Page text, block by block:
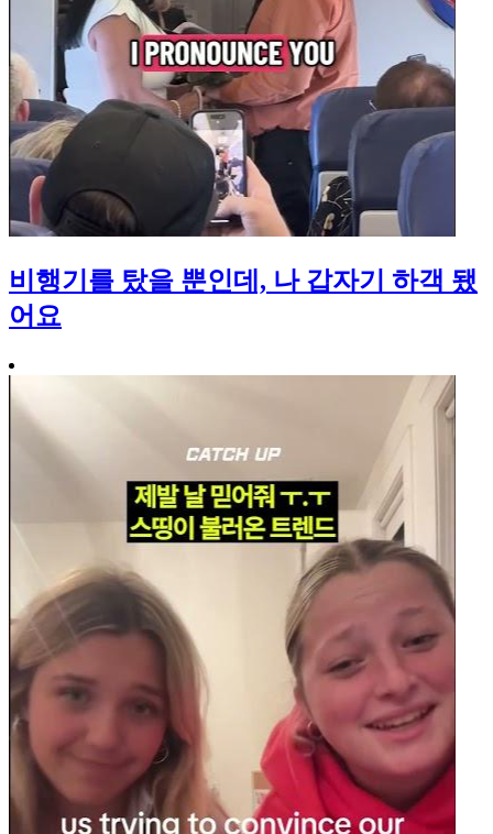
비행기를 탔을 뿐인데, 나 갑자기 하객 됐
어요